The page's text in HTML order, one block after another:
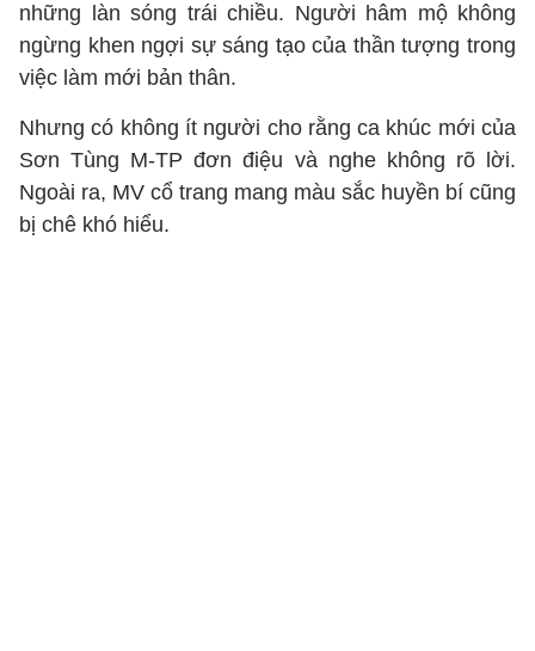
những làn sóng trái chiều. Người hâm mộ không
ngừng khen ngợi sự sáng tạo của thần tượng trong
việc làm mới bản thân.
Nhưng có không ít người cho rằng ca khúc mới của
Sơn Tùng M-TP đơn điệu và nghe không rõ lời.
Ngoài ra, MV cổ trang mang màu sắc huyền bí cũng
bị chê khó hiểu.